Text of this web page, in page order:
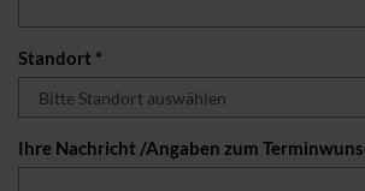
Standort *
Ihre Nachricht /Angaben zum